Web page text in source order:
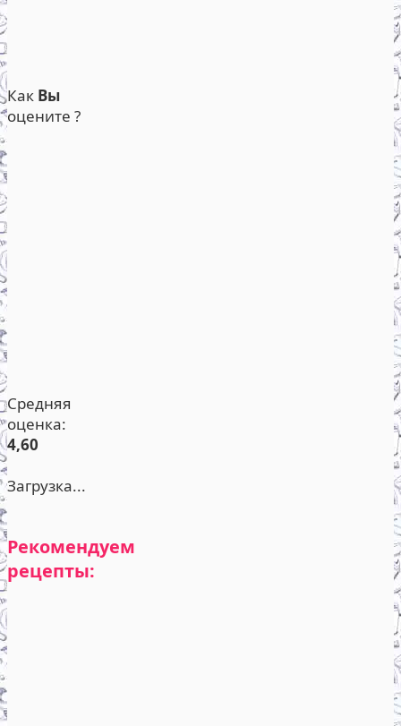
Как Вы
оцените ?
Средняя
оценка:
4,60
Загрузка...
Рекомендуем
рецепты: